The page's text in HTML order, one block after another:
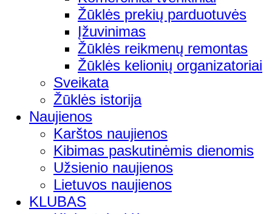
Žūklės prekių parduotuvės
Įžuvinimas
Žūklės reikmenų remontas
Žūklės kelionių organizatoriai
Sveikata
Žūklės istorija
Naujienos
Karštos naujienos
Kibimas paskutinėmis dienomis
Užsienio naujienos
Lietuvos naujienos
KLUBAS